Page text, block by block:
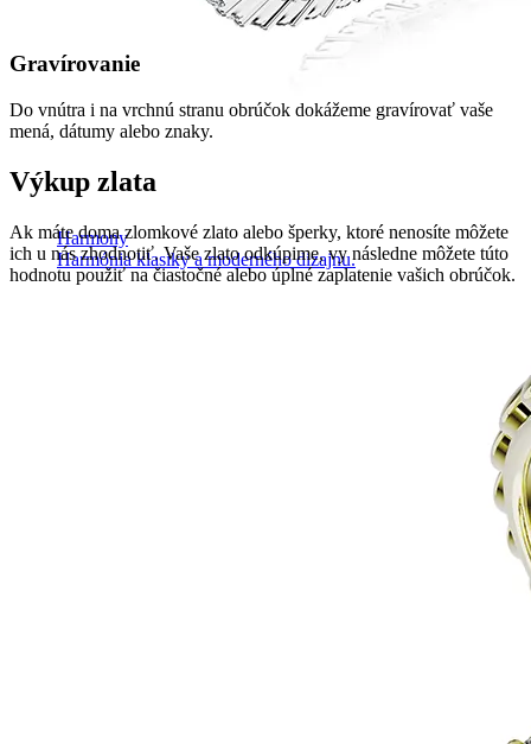
Harmony
Harmónia klasiky a moderného dizajnu.
Gravírovanie
Do vnútra i na vrchnú stranu obrúčok dokážeme gravírovať vaše
mená, dátumy alebo znaky.
Výkup zlata
Ak máte doma zlomkové zlato alebo šperky, ktoré nenosíte môžete
ich u nás zhodnotiť. Vaše zlato odkúpime, vy následne môžete túto
hodnotu použiť na čiastočné alebo úplné zaplatenie vašich obrúčok.